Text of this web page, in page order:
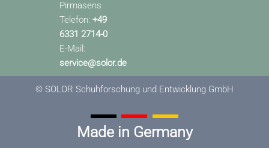
Pirmasens
Telefon:+49
6331 2714-0
E-Mail:
service@solor.de
© SOLOR Schuhforschung und Entwicklung GmbH
Made in Germany